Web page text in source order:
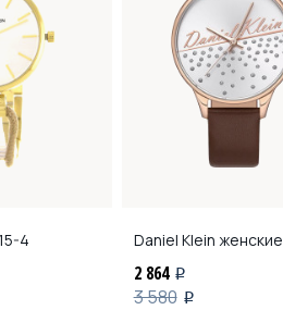
4 Daniel Klein женские
2 864 i
3 580 i